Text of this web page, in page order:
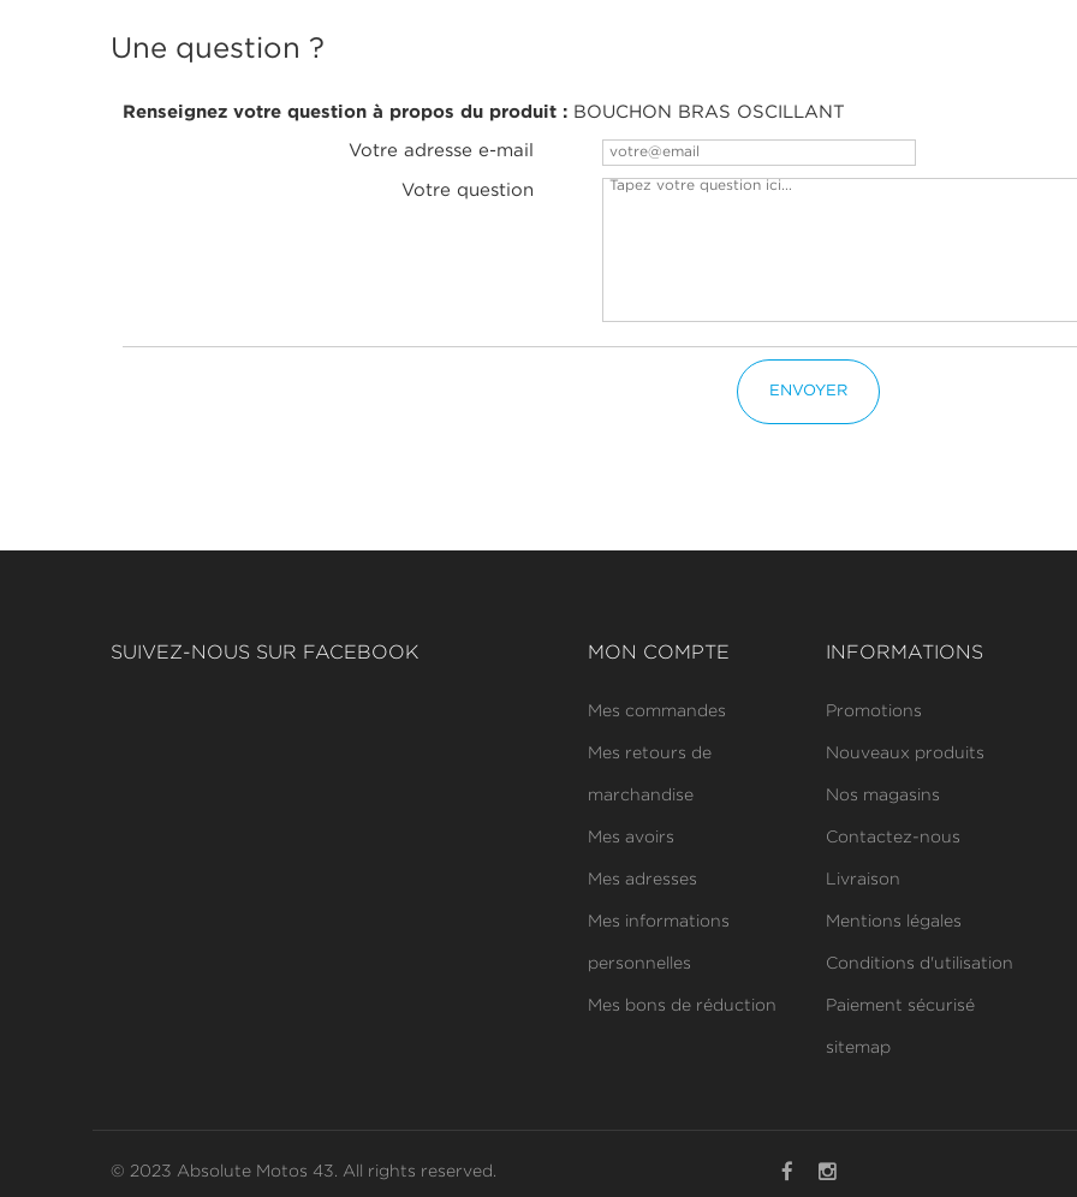
Une question ?
Renseignez votre question à propos du produit : BOUCHON BRAS OSCILLANT
Votre adresse e-mail
Votre question
ENVOYER
SUIVEZ-NOUS SUR FACEBOOK MON COMPTE
Mes commandes
Mes retours de
marchandise
Mes avoirs
Mes adresses
Mes informations
personnelles
Mes bons de réduction
INFORMATIONS
Promotions
Nouveaux produits
Nos magasins
Contactez-nous
Livraison
Mentions légales
Conditions d'utilisation
Paiement sécurisé
sitemap
© 2023 Absolute Motos 43. All rights reserved.